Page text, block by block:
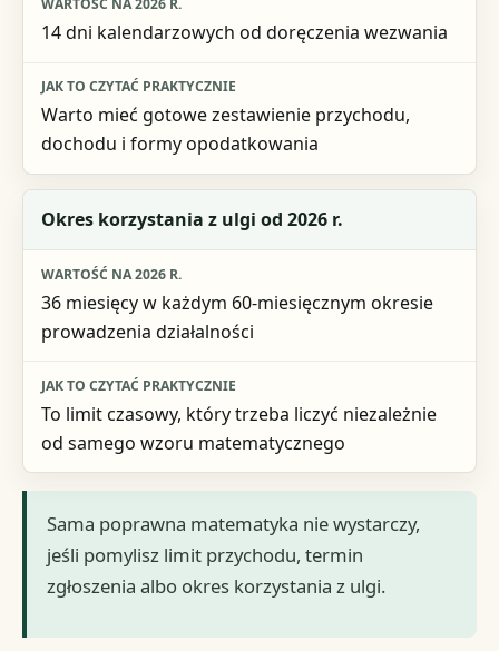
14 dni kalendarzowych od doręczenia wezwania
Warto mieć gotowe zestawienie przychodu,
dochodu i formy opodatkowania
Okres korzystania z ulgi od 2026 r.
36 miesięcy w każdym 60-miesięcznym okresie
prowadzenia działalności
To limit czasowy, który trzeba liczyć niezależnie
od samego wzoru matematycznego
Sama poprawna matematyka nie wystarczy,
jeśli pomylisz limit przychodu, termin
zgłoszenia albo okres korzystania z ulgi.